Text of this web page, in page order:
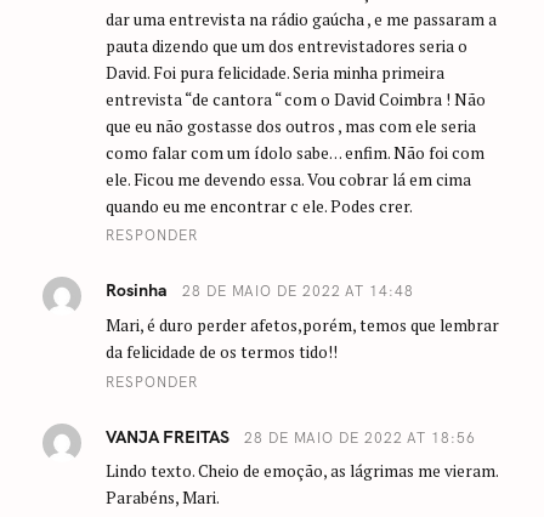
dar uma entrevista na rádio gaúcha , e me passaram a
pauta dizendo que um dos entrevistadores seria o
David. Foi pura felicidade. Seria minha primeira
entrevista “de cantora “ com o David Coimbra ! Não
que eu não gostasse dos outros , mas com ele seria
como falar com um ídolo sabe… enfim. Não foi com
ele. Ficou me devendo essa. Vou cobrar lá em cima
quando eu me encontrar c ele. Podes crer.
RESPONDER
Rosinha 28 DE MAIO DE 2022 AT 14:48
Mari, é duro perder afetos,porém, temos que lembrar
da felicidade de os termos tido!!
RESPONDER
VANJA FREITAS 28 DE MAIO DE 2022 AT 18:56
Lindo texto. Cheio de emoção, as lágrimas me vieram.
Parabéns, Mari.